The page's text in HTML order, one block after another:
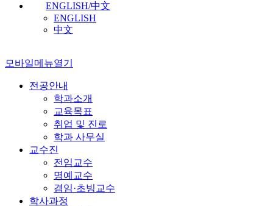
ENGLISH/中文
ENGLISH
中文
모바일메뉴열기
전공안내
학과소개
교육목표
취업 및 진로
학과 사무실
교수진
전임교수
명예교수
겸임·초빙교수
학사과정